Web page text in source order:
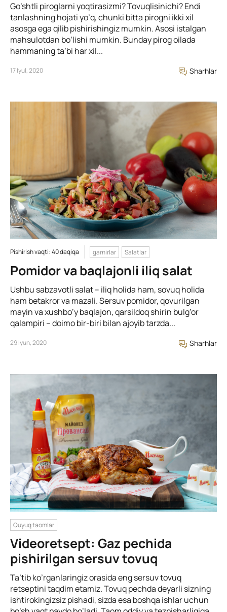
Go’shtli piroglarni yoqtirasizmi? Tovuqlisinichi? Endi
tanlashning hojati yo’q, chunki bitta pirogni ikki xil
asosga ega qilib pishirishingiz mumkin. Asosi istalgan
mahsulotdan bo’lishi mumkin. Bunday pirog oilada
hammaning ta’bi har xil...
17 Iyul, 2020 Sharhlar
Pishirish vaqti: 40 daqiqa garnirlar Salatlar
Pomidor va baqlajonli iliq salat
Ushbu sabzavotli salat – iliq holida ham, sovuq holida
ham betakror va mazali. Sersuv pomidor, qovurilgan
mayin va xushbo’y baqlajon, qarsildoq shirin bulg’or
qalampiri – doimo bir-biri bilan ajoyib tarzda...
29 Iyun, 2020 Sharhlar
Quyuq taomlar
Videoretsept: Gaz pechida
pishirilgan sersuv tovuq
Ta’tib ko’rganlaringiz orasida eng sersuv tovuq
retseptini taqdim etamiz. Tovuq pechda deyarli sizning
ishtirokingizsiz pishadi, sizda esa boshqa ishlar uchun